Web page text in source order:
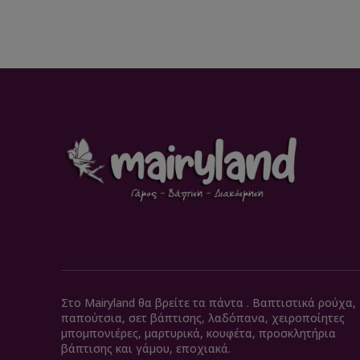
Στο Mairyland θα βρείτε τα πάντα . Βαπτιστικά ρούχα,
παπούτσια, σετ βάπτισης, λαδόπανα, χειροποίητες
μπομπονιέρες, μαρτυρικά, κουφέτα, προσκλητήρια
βάπτισης και γάμου, εποχιακά.